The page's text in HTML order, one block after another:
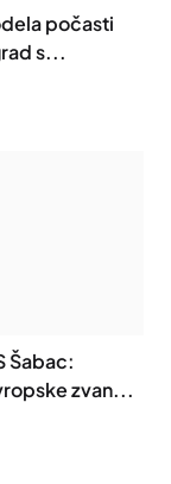
počasti
s...
Šabac:
zvan...